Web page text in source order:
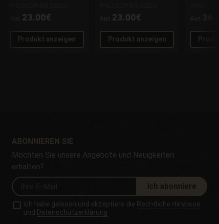
23.00€
Produkt anzeigen
Aus 23.00€
Produkt anzeigen
Aus
ABONNIEREN SIE
Möchten Sie unsere Angebote und Neuigkeiten
erhalten?
Ich abonniere
Ich habe gelesen und akzeptiere die Rechtliche Hinweise
und Datenschutzerklärung